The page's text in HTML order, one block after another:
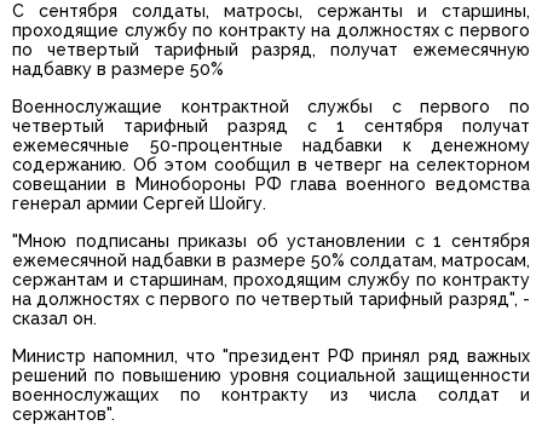
С сентября солдаты, матросы, сержанты и старшины,
проходящие службу по контракту на должностях с первого
по четвертый тарифный разряд, получат ежемесячную
надбавку в размере 50%
Военнослужащие контрактной службы с первого по
четвертый тарифный разряд с 1 сентября получат
ежемесячные 50-процентные надбавки к денежному
содержанию. Об этом сообщил в четверг на селекторном
совещании в Минобороны РФ глава военного ведомства
генерал армии Сергей Шойгу.
"Мною подписаны приказы об установлении с 1 сентября
ежемесячной надбавки в размере 50% солдатам, матросам,
сержантам и старшинам, проходящим службу по контракту
на должностях с первого по четвертый тарифный разряд", -
сказал он.
Министр напомнил, что "президент РФ принял ряд важных
решений по повышению уровня социальной защищенности
военнослужащих по контракту из числа солдат и
сержантов".